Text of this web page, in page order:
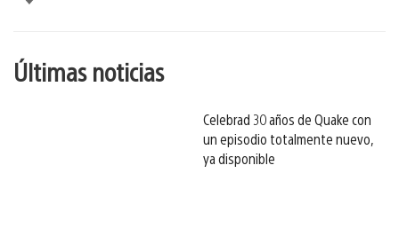
esto
Últimas noticias
Celebrad 30 años de Quake con
un episodio totalmente nuevo,
ya disponible